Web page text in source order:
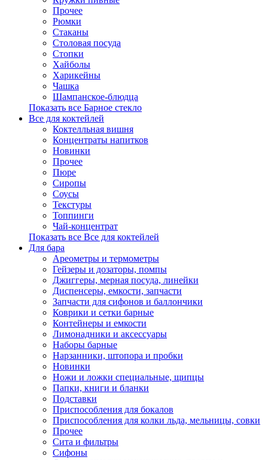
Прочее
Рюмки
Стаканы
Столовая посуда
Стопки
Хайболы
Харикейны
Чашка
Шампанское-блюдца
Показать все Барное стекло
Все для коктейлей
Коктелльная вишня
Концентраты напитков
Новинки
Прочее
Пюре
Сиропы
Соусы
Текстуры
Топпинги
Чай-концентрат
Показать все Все для коктейлей
Для бара
Ареометры и термометры
Гейзеры и дозаторы, помпы
Джиггеры, мерная посуда, линейки
Диспенсеры, емкости, запчасти
Запчасти для сифонов и баллончики
Коврики и сетки барные
Контейнеры и емкости
Лимонадники и аксессуары
Наборы барные
Нарзанники, штопора и пробки
Новинки
Ножи и ложки специальные, щипцы
Папки, книги и бланки
Подставки
Приспособления для бокалов
Приспособления для колки льда, мельницы, совки
Прочее
Сита и фильтры
Сифоны